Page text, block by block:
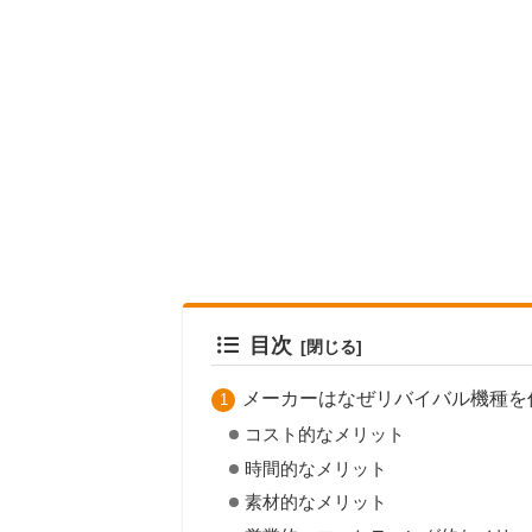
目次
メーカーはなぜリバイバル機種
コスト的なメリット
時間的なメリット
素材的なメリット